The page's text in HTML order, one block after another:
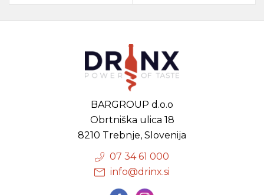
BARGROUP d.o.o
Obrtniška ulica 18
8210 Trebnje, Slovenija
07 34 61 000
info@drinx.si